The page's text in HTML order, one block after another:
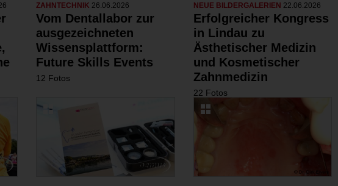
ZAHNTECHNIK 26.06.2026
Vom Dentallabor zur
ausgezeichneten
Wissensplattform:
Future Skills Events
12 Fotos
NEUE BILDERGALERIEN 22.06.2026
Erfolgreicher Kongress
in Lindau zu
Ästhetischer Medizin
und Kosmetischer
Zahnmedizin
22 Fotos